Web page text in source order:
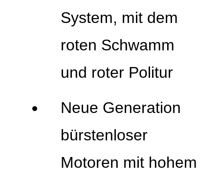
System, mit dem
roten Schwamm
und roter Politur
Neue Generation
bürstenloser
Motoren mit hohem